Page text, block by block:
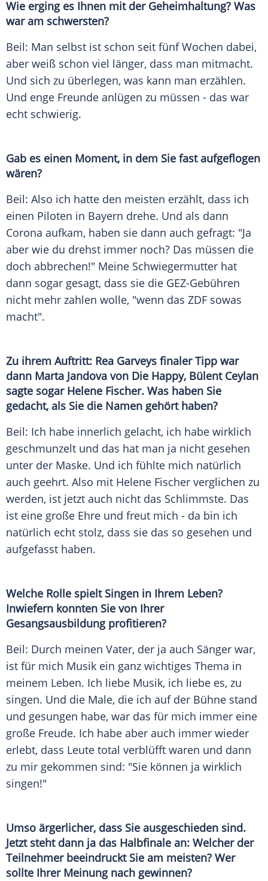
Wie erging es Ihnen mit der Geheimhaltung? Was
war am schwersten?
Beil: Man selbst ist schon seit fünf Wochen dabei,
aber weiß schon viel länger, dass man mitmacht.
Und sich zu überlegen, was kann man erzählen.
Und enge Freunde anlügen zu müssen - das war
echt schwierig.
Gab es einen Moment, in dem Sie fast aufgeflogen
wären?
Beil: Also ich hatte den meisten erzählt, dass ich
einen Piloten in Bayern drehe. Und als dann
Corona aufkam, haben sie dann auch gefragt: "Ja
aber wie du drehst immer noch? Das müssen die
doch abbrechen!" Meine Schwiegermutter hat
dann sogar gesagt, dass sie die GEZ-Gebühren
nicht mehr zahlen wolle, "wenn das ZDF sowas
macht".
Zu ihrem Auftritt: Rea Garveys finaler Tipp war
dann Marta Jandova von Die Happy, Bülent Ceylan
sagte sogar Helene Fischer. Was haben Sie
gedacht, als Sie die Namen gehört haben?
Beil: Ich habe innerlich gelacht, ich habe wirklich
geschmunzelt und das hat man ja nicht gesehen
unter der Maske. Und ich fühlte mich natürlich
auch geehrt. Also mit Helene Fischer verglichen zu
werden, ist jetzt auch nicht das Schlimmste. Das
ist eine große Ehre und freut mich - da bin ich
natürlich echt stolz, dass sie das so gesehen und
aufgefasst haben.
Welche Rolle spielt Singen in Ihrem Leben?
Inwiefern konnten Sie von Ihrer
Gesangsausbildung profitieren?
Beil: Durch meinen Vater, der ja auch Sänger war,
ist für mich Musik ein ganz wichtiges Thema in
meinem Leben. Ich liebe Musik, ich liebe es, zu
singen. Und die Male, die ich auf der Bühne stand
und gesungen habe, war das für mich immer eine
große Freude. Ich habe aber auch immer wieder
erlebt, dass Leute total verblüfft waren und dann
zu mir gekommen sind: "Sie können ja wirklich
singen!"
Umso ärgerlicher, dass Sie ausgeschieden sind.
Jetzt steht dann ja das Halbfinale an: Welcher der
Teilnehmer beeindruckt Sie am meisten? Wer
sollte Ihrer Meinung nach gewinnen?